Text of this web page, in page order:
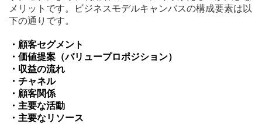
メリットです。ビジネスモデルキャンバスの構成要素は以
下の通りです。
・顧客セグメント
・価値提案（バリュープロポジション）
・収益の流れ
・チャネル
・顧客関係
・主要な活動
・主要なリソース